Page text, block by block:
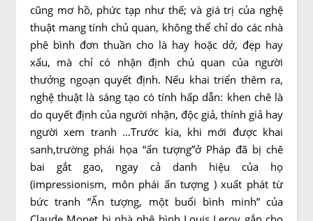
cũng mơ hồ, phức tạp như thế; và giá trị của nghệ
thuật mang tính chủ quan, không thể chỉ do các nhà
phê bình đơn thuần cho là hay hoặc dở, đẹp hay
xấu, mà chỉ có nhận định chủ quan của người
thưởng ngoạn quyết định. Nếu khai triển thêm ra,
nghệ thuật là sáng tạo có tính hấp dẫn: khen chê là
do quyết định của người nhận, độc giả, thính giả hay
người xem tranh …Trước kia, khi mới được khai
sanh,trường phái họa “ấn tượng”ở Pháp đã bị chê
bai gắt gao, ngay cả danh hiệu của họ
(impressionism, môn phái ấn tượng ) xuất phát từ
bức tranh “Ấn tượng, một buổi bình minh” của